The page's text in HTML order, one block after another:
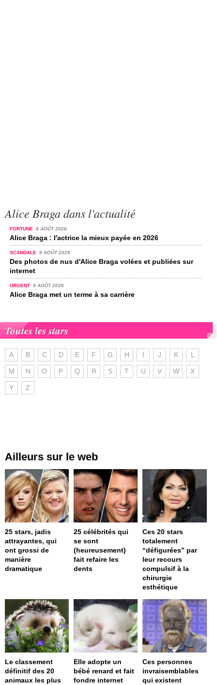
Alice Braga dans l'actualité
FORTUNE 8 AOÛT 2026
Alice Braga : l'actrice la mieux payée en 2026
SCANDALE 9 AOÛT 2026
Des photos de nus d'Alice Braga volées et publiées sur
internet
URGENT 9 AOÛT 2026
Alice Braga met un terme à sa carrière
Toutes les stars
A B C D E F G H I J K L
M N O P Q R S T U V W X
Y Z
Ailleurs sur le web
25 stars, jadis
attrayantes, qui
ont grossi de
manière
dramatique
25 célébrités qui
se sont
(heureusement)
fait refaire les
dents
Ces 20 stars
totalement
“défigurées” par
leur recours
compulsif à la
chirurgie
esthétique
Le classement
définitif des 20
animaux les plus
Elle adopte un
bébé renard et fait
fondre internet
Ces personnes
invraisemblables
qui existent